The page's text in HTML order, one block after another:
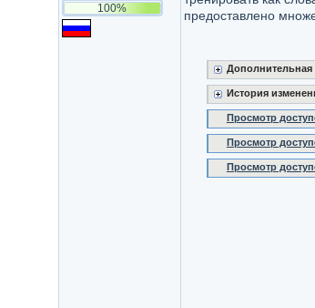
100%
предоставлено
История
Просмотр
Просмотр
Просмотр